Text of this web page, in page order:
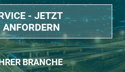
- JETZT
BRANCHE